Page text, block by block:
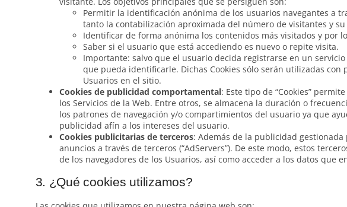
Permitir la identificación anónima de los usuarios navegantes a
tanto la contabilización aproximada del número de visitantes y
Identificar de forma anónima los contenidos más visitados y por
Saber si el usuario que está accediendo es nuevo o repite visita.
Importante: salvo que el usuario decida registrarse en un
que pueda identificarle. Dichas Cookies sólo serán utilizadas
Usuarios en el sitio.
Cookies de publicidad comportamental: Este tipo de “Cookies”
los Servicios de la Web. Entre otros, se almacena la duración o
los patrones de navegación y/o compartimientos del usuario ya que
publicidad afín a los intereses del usuario.
Cookies publicitarias de terceros: Además de la publicidad
anuncios a través de terceros (“AdServers”). De este modo, estos
de los navegadores de los Usuarios, así como acceder a los datos que
3. ¿Qué cookies utilizamos?